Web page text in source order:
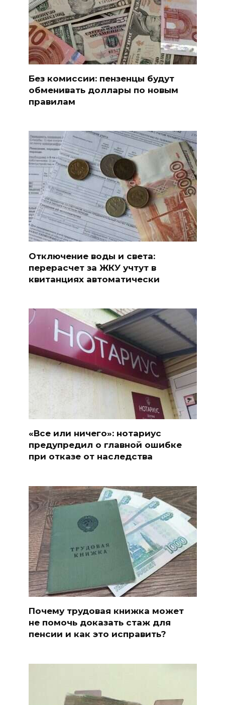
Без комиссии: пензенцы будут
обменивать доллары по новым
правилам
Отключение воды и света:
перерасчет за ЖКУ учтут в
квитанциях автоматически
«Все или ничего»: нотариус
предупредил о главной ошибке
при отказе от наследства
Почему трудовая книжка может
не помочь доказать стаж для
пенсии и как это исправить?